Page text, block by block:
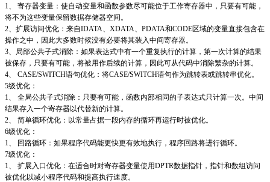
1、 寄存器变量：使自动变量和函数参数尽可能位于工作寄存器中，只要有可能，
将不为这些变量保留数据存储器空间。
2、扩展访问优化：来自IDATA、XDATA、PDATA和CODE区域的变量直接包含在
操作之中，因此大多数时候没有必要将其装入中间寄存器。
3、局部公共子式消除：如果表达式中有一个重复执行的计算，第一次计算的结果
被保存，只要有可能，将被用作后续的计算，因此可从代码中消除繁杂的计算。
4、 CASE/SWITCH语句优化：将CASE/SWITCH语句作为跳转表或跳转串优化。
5级优化：
1、 全局公共子式消除：只要有可能，函数内部相同的子表达式只计算一次。中间
结果存入一个寄存器以代替新的计算。
2、 简单循环优化：以常量占据一段内存的循环再运行时被优化。
6级优化：
1、 回路循环：如果程序代码能更快更有效地执行，程序回路将进行循环。
7级优化：
1、 扩展入口优化：在适合时对寄存器变量使用DPTR数据指针，指针和数组访问
被优化以减小程序代码和提高执行速度。